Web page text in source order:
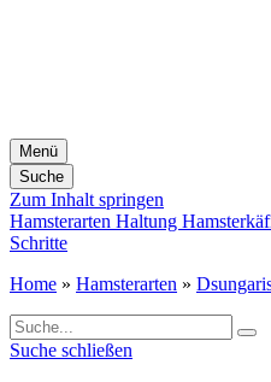
Menü
Suche
Zum Inhalt springen
Hamsterarten Haltung
Schritte
Home » Hamsterarten »
Suche schließen